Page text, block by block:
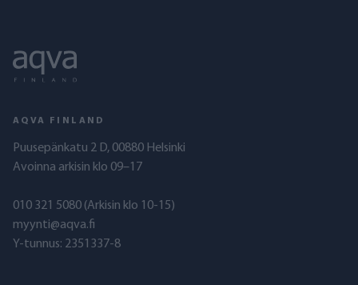
AQVA FINLAND
Puusepänkatu 2 D, 00880 Helsinki
Avoinna arkisin klo 09–17
010 321 5080 (Arkisin klo 10-15)
myynti@aqva.fi
Y-tunnus: 2351337-8